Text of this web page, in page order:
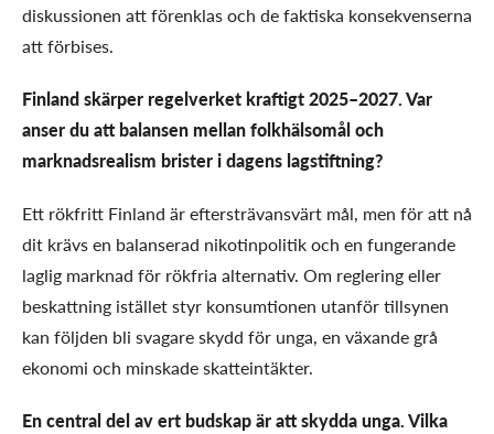
diskussionen att förenklas och de faktiska konsekvenserna
att förbises.
Finland skärper regelverket kraftigt 2025–2027. Var
anser du att balansen mellan folkhälsomål och
marknadsrealism brister i dagens lagstiftning?
Ett rökfritt Finland är eftersträvansvärt mål, men för att nå
dit krävs en balanserad nikotinpolitik och en fungerande
laglig marknad för rökfria alternativ. Om reglering eller
beskattning istället styr konsumtionen utanför tillsynen
kan följden bli svagare skydd för unga, en växande grå
ekonomi och minskade skatteintäkter.
En central del av ert budskap är att skydda unga. Vilka